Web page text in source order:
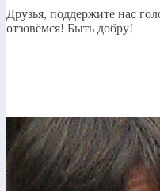
Друзья, поддержите нас
отзовёмся! Быть добру!